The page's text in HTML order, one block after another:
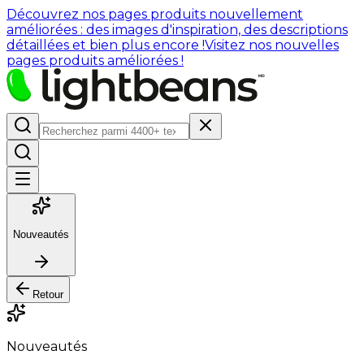
Découvrez nos pages produits nouvellement
améliorées : des images d'inspiration, des descriptions
détaillées et bien plus encore !Visitez nos nouvelles
pages produits améliorées !
Nouveautés
Retour
Nouveautés